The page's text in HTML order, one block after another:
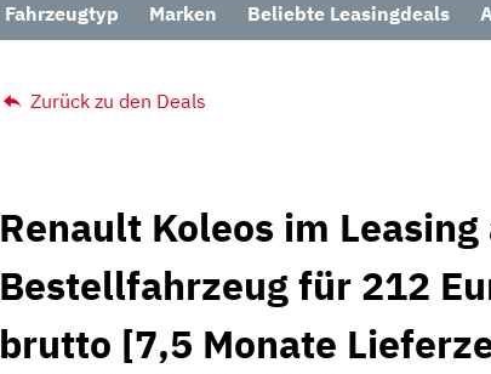
Fahrzeugtyp Marken Beliebte Leasingdeals
Zurück zu den Deals
Renault Koleos im Leasing
Bestellfahrzeug für 212
brutto [7,5 Monate